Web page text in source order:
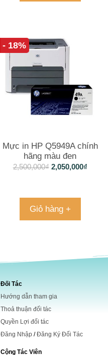
- 18%
Mực in HP Q5949A chính
hãng màu đen
2,500,000₫ 2,050,000₫
Giỏ hàng +
Đối Tác
Hướng dẫn tham gia
Thoả thuận đối tác
Quyền Lợi đối tác
Đăng Nhập /Đăng Ký Đối Tác
Cộng Tác Viên